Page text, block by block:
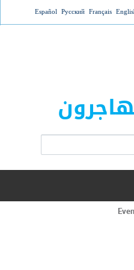
Jump to
Français
Русский
Español